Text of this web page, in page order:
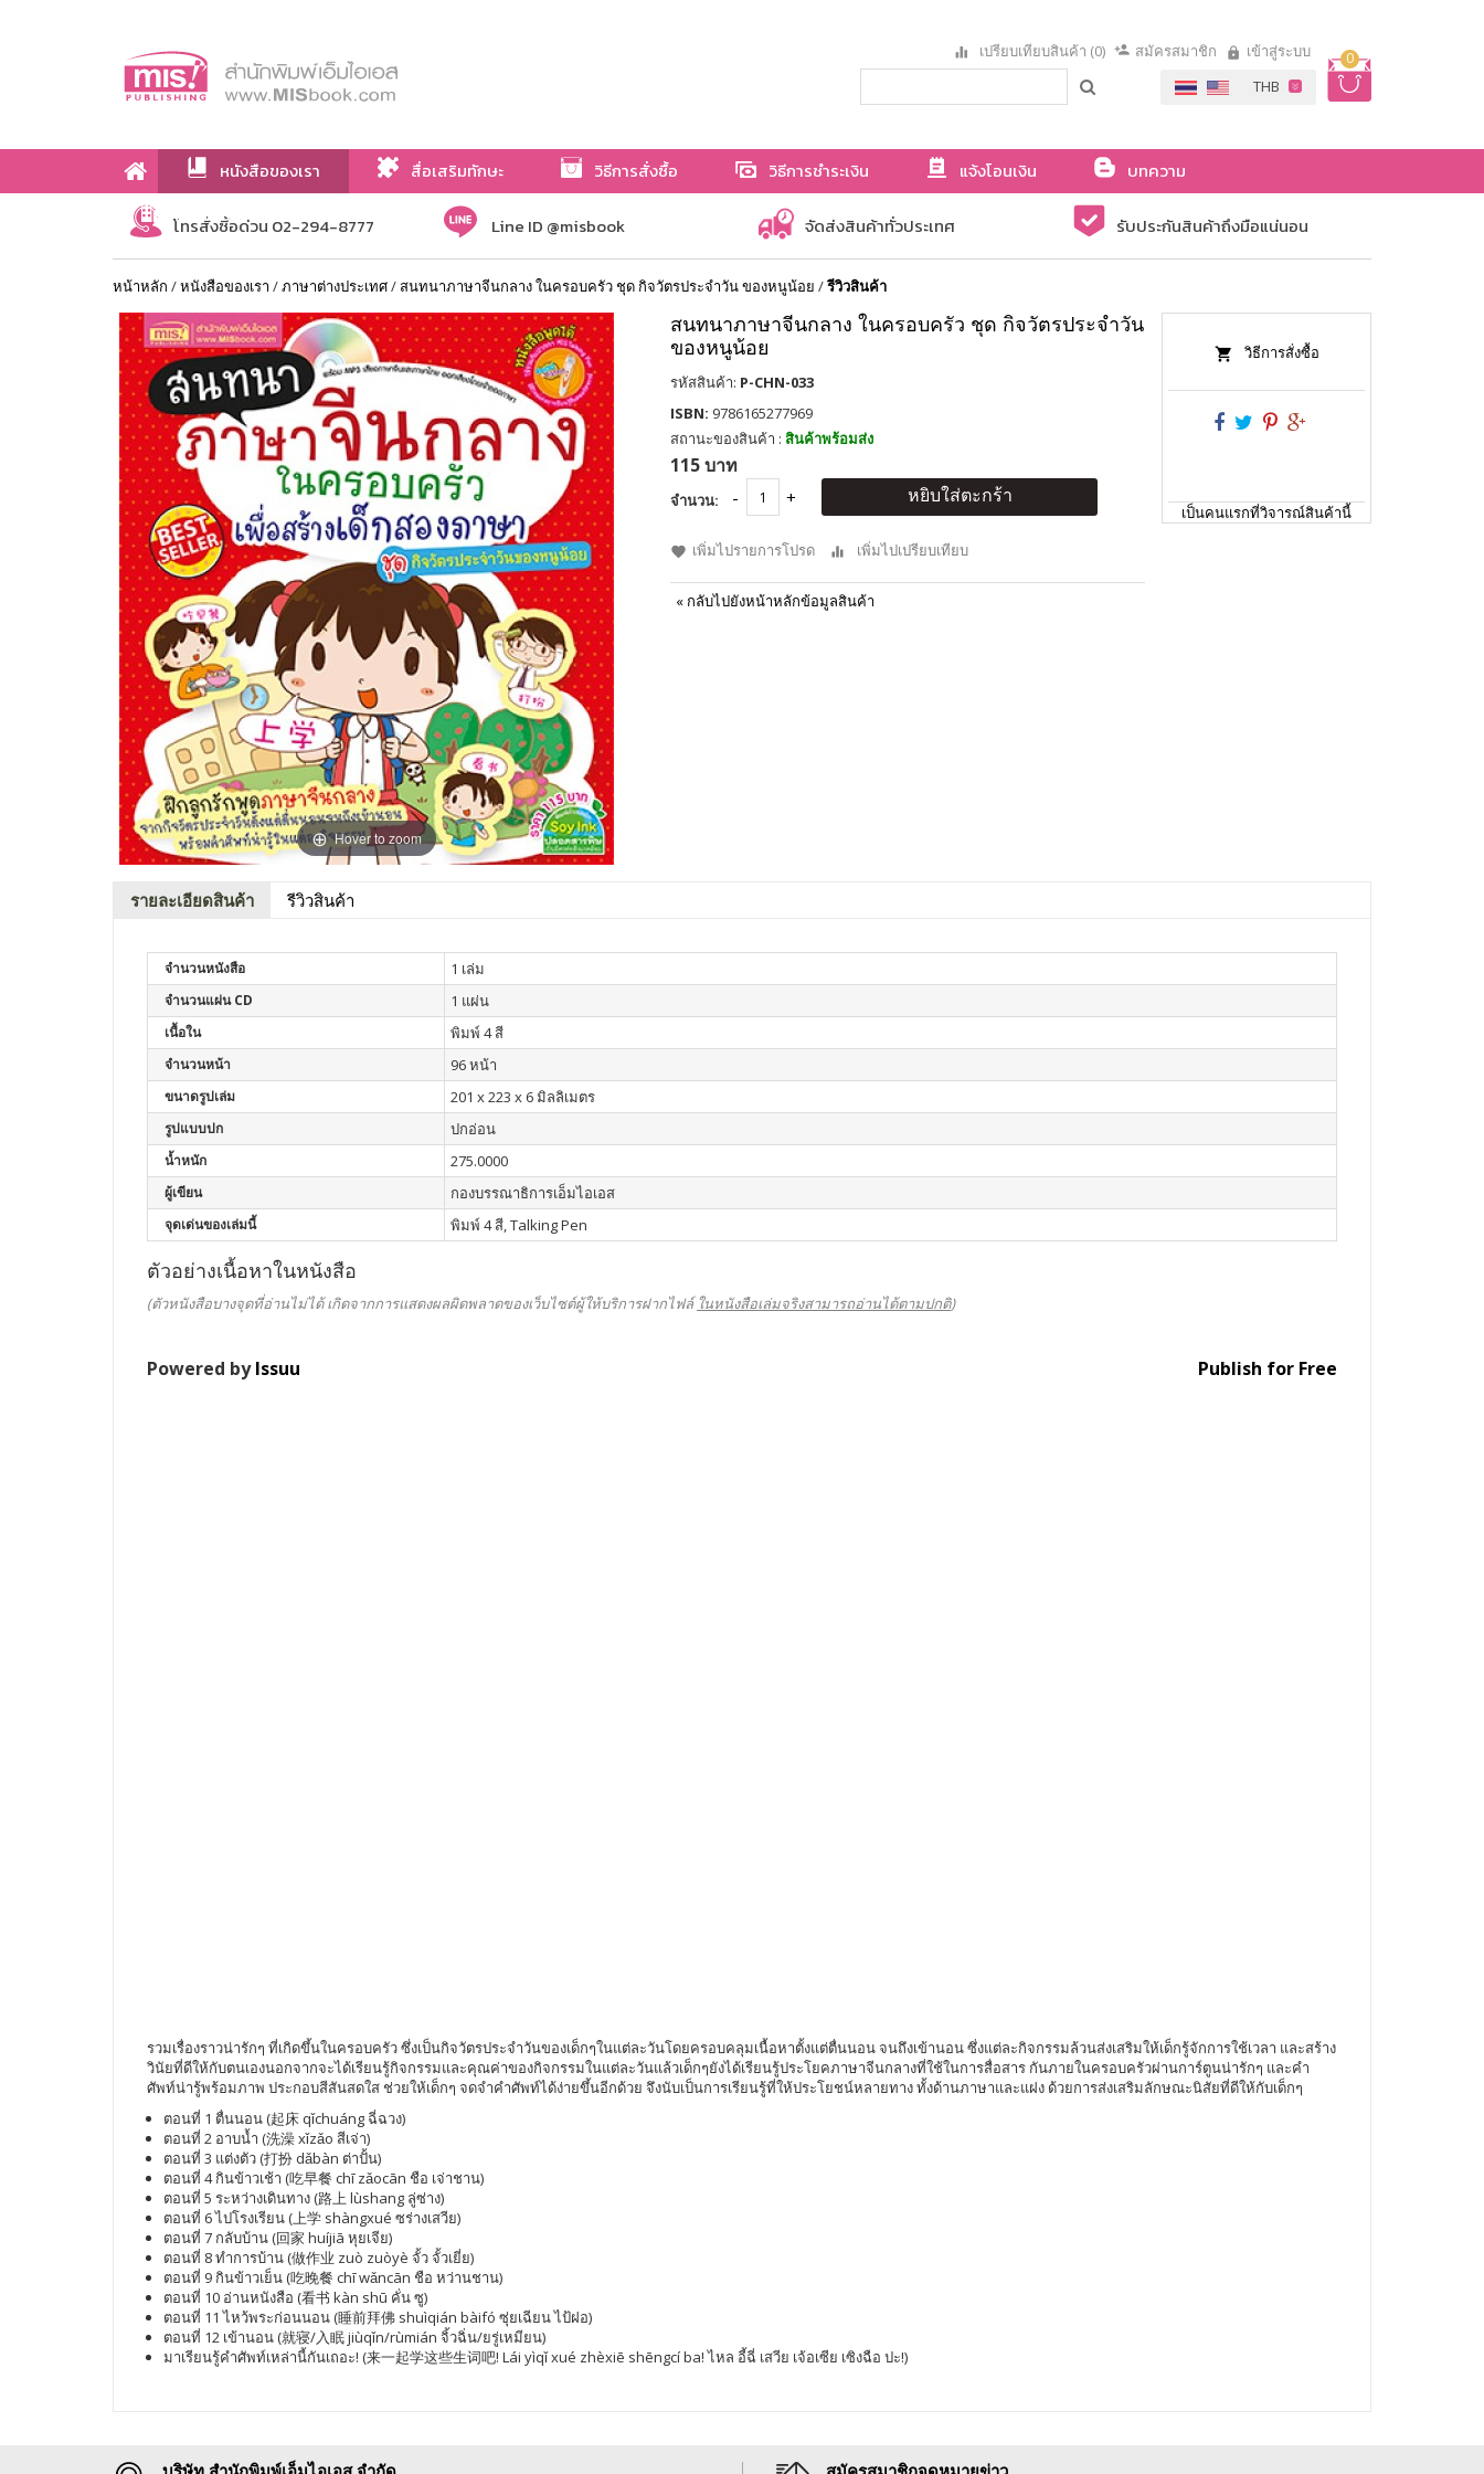
0
เปรียบเทียบสินค้า (0) สมัครสมาชิก เข้าสู่ระบบ
หนังสือของเรา สื่อเสริมทักษะ วิธีการสั่งซื้อ วิธีการชำระเงิน แจ้งโอนเงิน
บทความ
เกี่ยวกับเรา
โทรสั่งซื้อด่วน 02-294-8777 Line ID @misbook จัดส่งสินค้าทั่วประเทศ รับประกันสินค้าถึงมือแน่นอน
หน้าหลัก /หนังสือของเรา /ภาษาต่างประเทศ/สนทนาภาษาจีนกลาง ในครอบครัว ชุด กิจวัตรประจำวัน ของหนูน้อย /รีวิวสินค้า
Hover to zoom
สนทนาภาษาจีนกลาง ในครอบครัว ชุด กิจวัตรประจำวัน
ของหนูน้อย
รหัสสินค้า: P-CHN-033
ISBN: 9786165277969
สถานะของสินค้า : สินค้าพร้อมส่ง
115 บาท
จำนวน: หยิบใส่ตะกร้า
เพิ่มไปรายการโปรด เพิ่มไปเปรียบเทียบ
« กลับไปยังหน้าหลักข้อมูลสินค้า
วิธีการสั่งซื้อ
เป็นคนแรกที่วิจารณ์สินค้านี้
รายละเอียดสินค้า รีวิวสินค้า
จำนวนหนังสือ 1 เล่ม
จำนวนแผ่น CD 1 แผ่น
เนื้อใน พิมพ์ 4 สี
จำนวนหน้า 96 หน้า
ขนาดรูปเล่ม 201 x 223 x 6 มิลลิเมตร
รูปแบบปก ปกอ่อน
น้ำหนัก 275.0000
ผู้เขียน กองบรรณาธิการเอ็มไอเอส
จุดเด่นของเล่มนี้ พิมพ์ 4 สี, Talking Pen
ตัวอย่างเนื้อหาในหนังสือ
(ตัวหนังสือบางจุดที่อ่านไม่ได้ เกิดจากการแสดงผลผิดพลาดของเว็บไซต์ผู้ให้บริการฝากไฟล์ ในหนังสือเล่มจริงสามารถอ่านได้ตามปกติ)
Powered byIssuu Publish for Free
รวมเรื่องราวน่ารักๆ ที่เกิดขึ้นในครอบครัว ซึ่งเป็นกิจวัตรประจำวันของเด็กๆในแต่ละวันโดยครอบคลุมเนื้อหาตั้งแต่ตื่นนอน จนถึงเข้านอน ซึ่งแต่ละกิจกรรมล้วนส่งเสริมให้เด็กรู้จักการใช้เวลา และสร้าง
วินัยที่ดีให้กับตนเองนอกจากจะได้เรียนรู้กิจกรรมและคุณค่าของกิจกรรมในแต่ละวันแล้วเด็กๆยังได้เรียนรู้ประโยคภาษาจีนกลางที่ใช้ในการสื่อสาร กันภายในครอบครัวผ่านการ์ตูนน่ารักๆ และคำ
ศัพท์น่ารู้พร้อมภาพ ประกอบสีสันสดใส ช่วยให้เด็กๆ จดจำคำศัพท์ได้ง่ายขึ้นอีกด้วย จึงนับเป็นการเรียนรู้ที่ให้ประโยชน์หลายทาง ทั้งด้านภาษาและแฝง ด้วยการส่งเสริมลักษณะนิสัยที่ดีให้กับเด็กๆ
ตอนที่ 1 ตื่นนอน (起床 qǐchuáng ฉี่ฉวง)
ตอนที่ 2 อาบน้ำ (洗澡 xǐzǎo สีเจ่า)
ตอนที่ 3 แต่งตัว (打扮 dǎbàn ต่าปั้น)
ตอนที่ 4 กินข้าวเช้า (吃早餐 chī zǎocān ชือ เจ่าชาน)
ตอนที่ 5 ระหว่างเดินทาง (路上 lùshang ลู่ซ่าง)
ตอนที่ 6 ไปโรงเรียน (上学 shàngxué ซร่างเสวีย)
ตอนที่ 7 กลับบ้าน (回家 huíjiā หุยเจีย)
ตอนที่ 8 ทำการบ้าน (做作业 zuò zuòyè จั้ว จั้วเยี่ย)
ตอนที่ 9 กินข้าวเย็น (吃晚餐 chī wǎncān ชือ หว่านชาน)
ตอนที่ 10 อ่านหนังสือ (看书 kàn shū คั่น ซู)
ตอนที่ 11 ไหว้พระก่อนนอน (睡前拜佛 shuìqián bàifó ซุ่ยเฉียน ไป้ฝอ)
ตอนที่ 12 เข้านอน (就寝/入眠 jiùqǐn/rùmián จิ้วฉิ่น/ยรู่เหมียน)
มาเรียนรู้คำศัพท์เหล่านี้กันเถอะ! (来一起学这些生词吧! Lái yìqǐ xué zhèxiē shēngcí ba! ไหล อี้ฉี่ เสวีย เจ้อเซีย เซิงฉือ ปะ!)